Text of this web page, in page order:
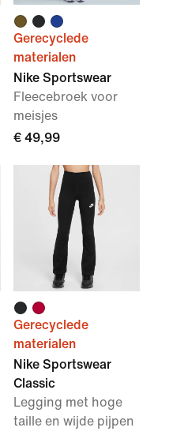
Gerecyclede
materialen
Nike Sportswear
Fleecebroek voor
meisjes
€ 49,99
Gerecyclede
materialen
Nike Sportswear
Classic
Legging met hoge
taille en wijde pijpen